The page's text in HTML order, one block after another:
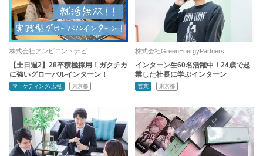
株式会社アンビエントナビ
【土日週2】28卒積極採用！ガクチカ
に強いグローバルインターン！
マーケティング/広報 東京都
株式会社GreenEnergyPartners
インターン生60名活躍中！24歳で起
業した社長に学ぶインターン
営業 東京都